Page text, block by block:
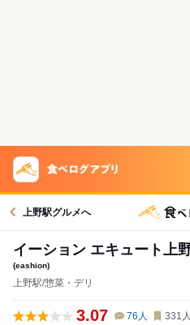
上野駅グルメへ
イーション エキュート上
(eashion)
上野駅/惣菜・デリ
3.07 76 人 331 人